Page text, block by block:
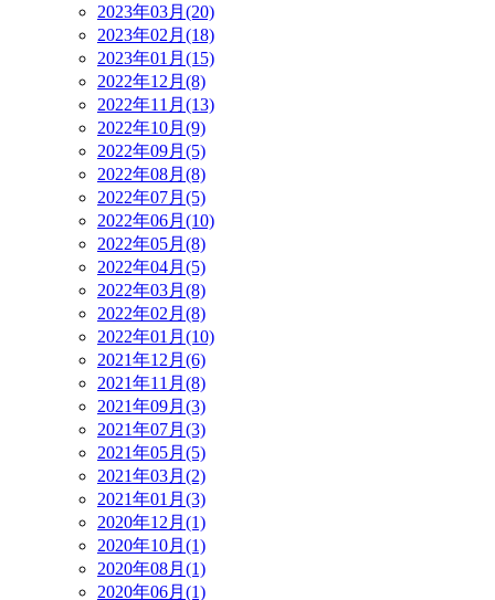
2023年03月(20)
2023年02月(18)
2023年01月(15)
2022年12月(8)
2022年11月(13)
2022年10月(9)
2022年09月(5)
2022年08月(8)
2022年07月(5)
2022年06月(10)
2022年05月(8)
2022年04月(5)
2022年03月(8)
2022年02月(8)
2022年01月(10)
2021年12月(6)
2021年11月(8)
2021年09月(3)
2021年07月(3)
2021年05月(5)
2021年03月(2)
2021年01月(3)
2020年12月(1)
2020年10月(1)
2020年08月(1)
2020年06月(1)